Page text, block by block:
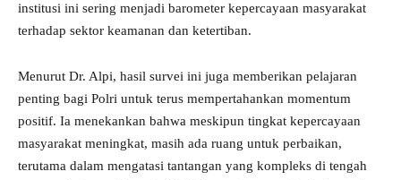
institusi ini sering menjadi barometer kepercayaan masyarakat
terhadap sektor keamanan dan ketertiban.
Menurut Dr. Alpi, hasil survei ini juga memberikan pelajaran
penting bagi Polri untuk terus mempertahankan momentum
positif. Ia menekankan bahwa meskipun tingkat kepercayaan
masyarakat meningkat, masih ada ruang untuk perbaikan,
terutama dalam mengatasi tantangan yang kompleks di tengah